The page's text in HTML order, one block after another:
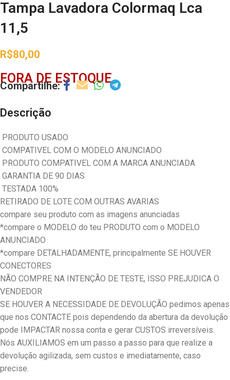
Tampa Lavadora Colormaq Lca
11,5
R$80,00
FORA DE ESTOQUE
Descrição
PRODUTO USADO
COMPATIVEL COM O MODELO ANUNCIADO
PRODUTO COMPATIVEL COM A MARCA ANUNCIADA
GARANTIA DE 90 DIAS
TESTADA 100%
RETIRADO DE LOTE COM OUTRAS AVARIAS
compare seu produto com as imagens anunciadas
*compare o MODELO do teu PRODUTO com o MODELO
ANUNCIADO
*compare DETALHADAMENTE, principalmente SE HOUVER
CONECTORES
NÃO COMPRE NA INTENÇÃO DE TESTE, ISSO PREJUDICA O
VENDEDOR
SE HOUVER A NECESSIDADE DE DEVOLUÇÃO pedimos apenas
que nos CONTACTE pois dependendo da abertura da devolução
pode IMPACTAR nossa conta e gerar CUSTOS irreversíveis.
Nós AUXILIAMOS em um passo a passo para que realize a
devolução agilizada, sem custos e imediatamente, caso
precise.